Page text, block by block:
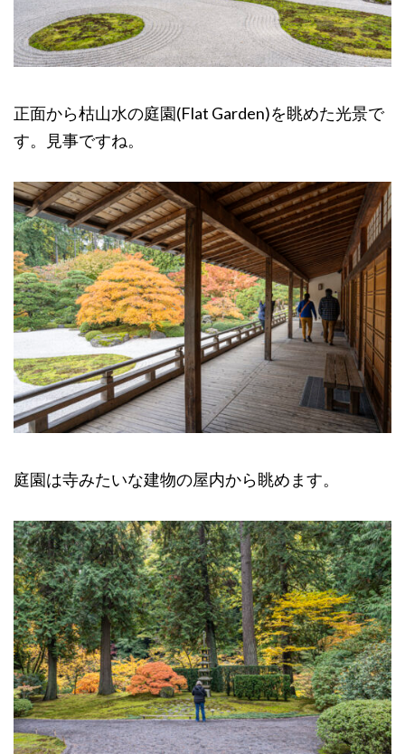
正面から枯山水の庭園(Flat Garden)を眺めた光景で
す。見事ですね。
庭園は寺みたいな建物の屋内から眺めます。